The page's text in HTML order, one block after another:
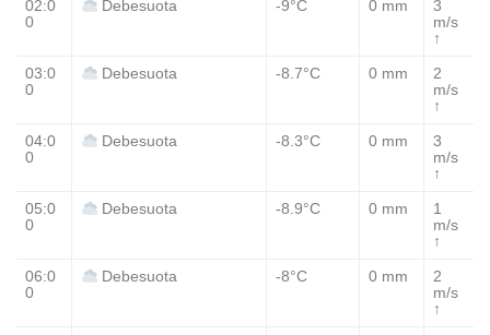
02:0
0
Debesuota -9°C 0 mm
3
m/s
↑
03:0
0
Debesuota -8.7°C 0 mm
2
m/s
↑
04:0
0
Debesuota -8.3°C 0 mm
3
m/s
↑
05:0
0
Debesuota -8.9°C 0 mm
1
m/s
↑
06:0
0
Debesuota -8°C 0 mm
2
m/s
↑